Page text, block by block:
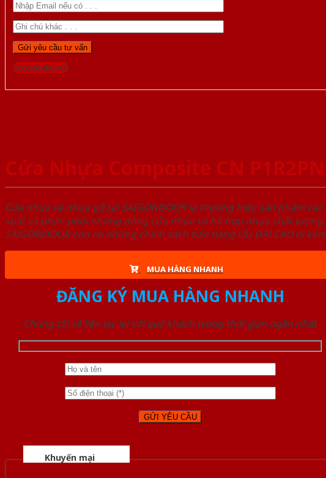
Gọi 0824.400.400
Cửa Nhựa Composite CN
Cửa nhựa và nhựa gỗ tại SAIGONDOOR là thương hiệu sản phẩm
xuất và phân phối những dòng cửa nhựa và hỗ hợp nhựa chất
SAIGONDOOR còn có những chính sách bán hàng ƯU ĐÃI CAO đi
MUA HÀNG NHANH
ĐĂNG KÝ MUA HÀNG NHANH
Chúng tôi sẽ liên lạc lại với quý khách trong thời gian ngắn nhất
Khuyến mại